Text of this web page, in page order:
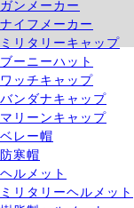
ガンメーカー
ナイフメーカー
ミリタリーキャップ
ブーニーハット
ワッチキャップ
バンダナキャップ
マリーンキャップ
ベレー帽
防寒帽
ヘルメット
ミリタリーヘルメット